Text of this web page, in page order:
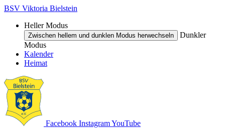
BSV Viktoria Bielstein
Heller Modus
Zwischen hellem und dunklen Modus herwechseln
Dunkler
Modus
Kalender
Heimat
Facebook InstagramYouTube